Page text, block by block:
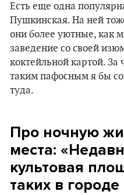
Есть еще одна
Пушкинская. На ней
они более уютные, как
заведение со своей
коктейльной картой.
таким пафосным я бы
туда.
Про ночную
места:
культовая
таких в городе